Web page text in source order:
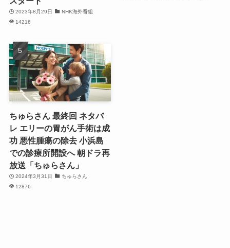
2023年8月29日
NHK海外番組
14216
ちゅらさん 最終回 ネタバ
レ エリーの胃がん手術は成
功 悪性腫瘍の除去 小浜島
での診療所開設へ 朝ドラ再
放送「ちゅらさん」
2024年3月31日
ちゅらさん
12876